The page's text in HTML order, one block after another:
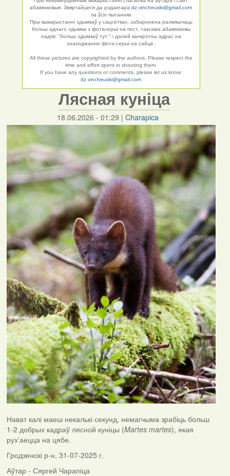
абавязковыя. Звяртайцеся да рэдактара:dz.vincheuski@gmail.com
па ўсіх пытаннях
Пры выкарыстанні здымкаў у сацсетках, забаронена размяшчаць
больш аднаго здымка з фотасерыі на пост, таксама абавязковы
надпіс "больш здымкаў тут:" і далей канкрэтны адрас на
знаходжанне фота-серыі на сайце.
All these pictures are copyrighted by the authors. Please respect the
time and effort spent in shooting them.
If you have any questions or comments, please let us know:
dz.vincheuski@gmail.com
Лясная куніца
18.06.2026 - 01:29 |Charapica
Нават калі маеш некалькі секунд, немагчыма зрабіць больш
1-2 добрых кадраў лясной куніцы (Martes martes), якая
рух'аецца на цябе.
Гродзенскі р-н, 31-07-2025 г.
Аўтар - Сяргей Чарапіца